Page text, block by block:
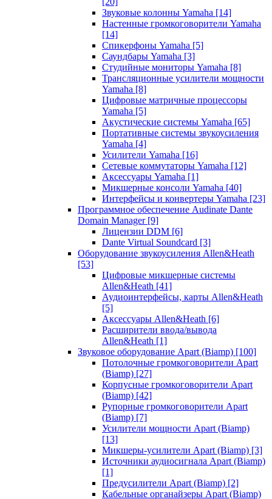
Звуковые колонны Yamaha [14]
Настенные громкоговорители Yamaha
[14]
Спикерфоны Yamaha [5]
Саундбары Yamaha [3]
Студийные мониторы Yamaha [8]
Трансляционные усилители мощности
Yamaha [8]
Цифровые матричные процессоры
Yamaha [5]
Акустические системы Yamaha [65]
Портативные системы звукоусиления
Yamaha [4]
Усилители Yamaha [16]
Сетевые коммутаторы Yamaha [12]
Аксессуары Yamaha [1]
Микшерные консоли Yamaha [40]
Интерфейсы и конвертеры Yamaha [23]
Программное обеспечение Audinate Dante
Domain Manager [9]
Лицензии DDM [6]
Dante Virtual Soundcard [3]
Оборудование звукоусиления Allen&Heath
[53]
Цифровые микшерные системы
Allen&Heath [41]
Аудиоинтерфейсы, карты Allen&Heath
[5]
Аксессуары Allen&Heath [6]
Расширители ввода/вывода
Allen&Heath [1]
Звуковое оборудование Apart (Biamp) [100]
Потолочные громкоговорители Apart
(Biamp) [27]
Корпусные громкоговорители Apart
(Biamp) [42]
Рупорные громкоговорители Apart
(Biamp) [7]
Усилители мощности Apart (Biamp)
[13]
Микшеры-усилители Apart (Biamp) [3]
Источники аудиосигнала Apart (Biamp)
[1]
Предусилители Apart (Biamp) [2]
Кабельные органайзеры Apart (Biamp)